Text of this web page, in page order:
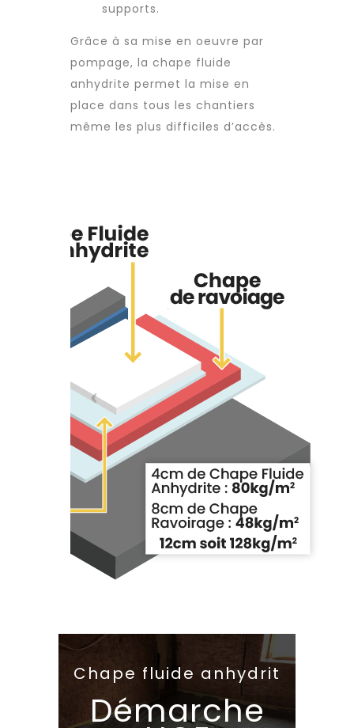
supports.
Grâce à sa mise en oeuvre par
pompage, la chape fluide
anhydrite permet la mise en
place dans tous les chantiers
même les plus difficiles d’accès.
Chape fluide anhydrit
Démarche